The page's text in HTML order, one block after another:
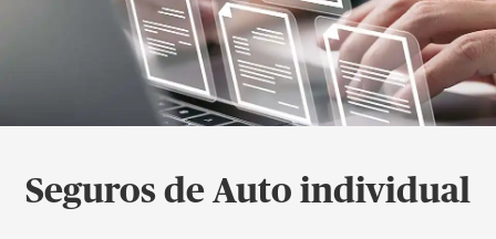
Seguros de Auto individual